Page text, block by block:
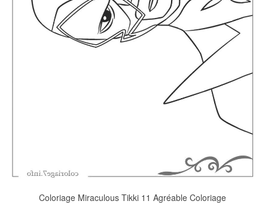
Coloriage Miraculous Tikki 11 Agréable Coloriage